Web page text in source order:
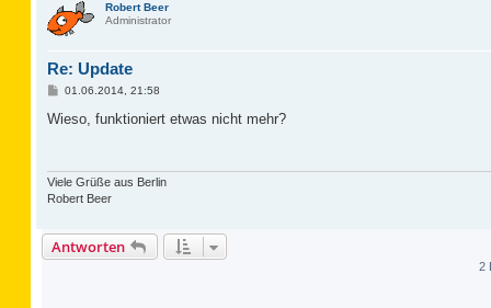
Robert Beer
Administrator
Re: Update
B
i
01.06.2014, 21:58
Wieso, funktioniert etwas nicht mehr?
Viele Grüße aus Berlin
Robert Beer
Antworten
2